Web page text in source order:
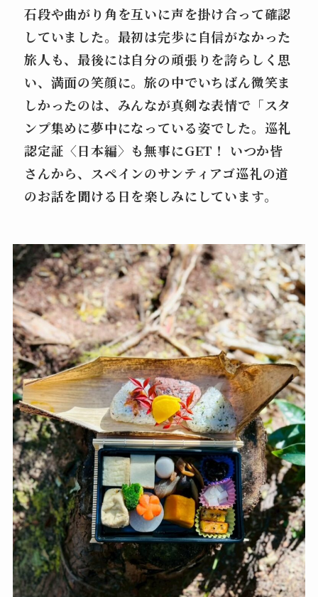
石段や曲がり角を互いに声を掛け合って確認
していました。最初は完歩に自信がなかった
旅人も、最後には自分の頑張りを誇らしく思
い、満面の笑顔に。旅の中でいちばん微笑ま
しかったのは、みんなが真剣な表情で「スタ
ンプ集めに夢中になっている姿でした。巡礼
認定証〈日本編〉も無事にGET！ いつか皆
さんから、 スペインのサンティアゴ巡礼の道
のお話を聞ける日を楽しみにしています。